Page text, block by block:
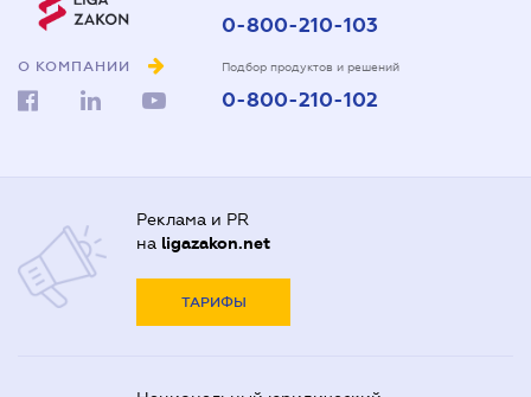
О КОМПАНИИ
0-800-210-103
Подбор продуктов и решений
0-800-210-102
Реклама и PR
на ligazakon.net
ТАРИФЫ